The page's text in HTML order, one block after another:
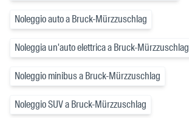
Noleggio auto a Bruck-Mürzzuschlag
Noleggia un'auto elettrica a Bruck-Mürzzuschlag
Noleggio minibus a Bruck-Mürzzuschlag
Noleggio SUV a Bruck-Mürzzuschlag